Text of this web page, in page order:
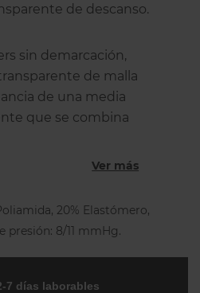
de descanso.
sin demarcación,
de malla
de una media
que se combina
mmHg (mayor en los
rombo higiénico
plana. Una blanda
asegura un absoluto
función higiénica de
Ver más
20% Elastómero,
presión: 8/11 mmHg.
7 días laborables